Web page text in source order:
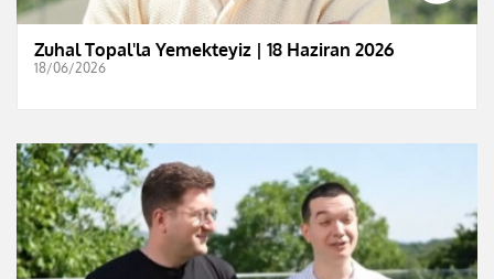
Zuhal Topal'la Yemekteyiz | 18 Haziran 2026
18/06/2026